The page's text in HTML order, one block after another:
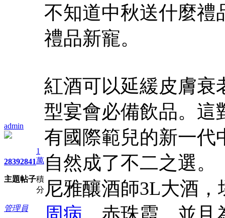
admin
2839
主題
2841
帖子
1
萬
積
分
管理員
不知道中秋送什麼禮
禮品新寵。
紅酒可以延緩皮膚衰
型宴會必備飲品。這
有國際範兒的新一代
自然成了不二之選。
尼雅釀酒師3L大酒